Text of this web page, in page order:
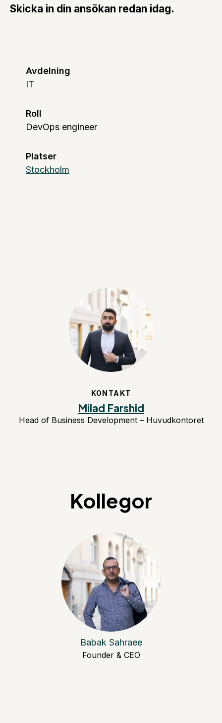
Skicka in din ansökan redan idag.
Avdelning
IT
Roll
DevOps engineer
Platser
Stockholm
KONTAKT
Milad Farshid
Head of Business Development – Huvudkontoret
Kollegor
Babak Sahraee
Founder & CEO